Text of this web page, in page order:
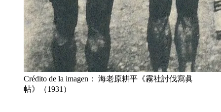
Crédito de la imagen： 海老原耕平《霧社討伐寫眞
帖》（1931）